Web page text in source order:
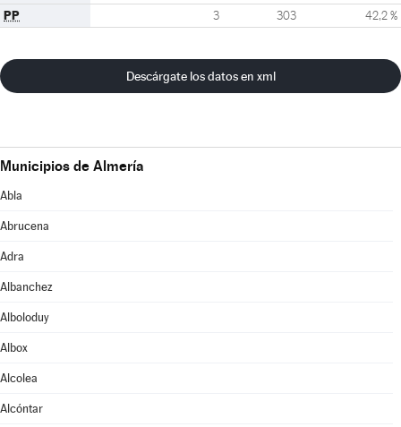
PP 3 303 42,2 %
Descárgate los datos en xml
Municipios de Almería
Abla
Abrucena
Adra
Albanchez
Alboloduy
Albox
Alcolea
Alcóntar